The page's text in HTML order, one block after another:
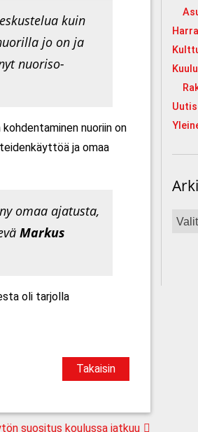
kuin
jo on ja
nuoriso-
nuoriin on
ja omaa
omaa ajatusta,
Markus
oli tarjolla
Takaisin
suositus koulussa jatkuu